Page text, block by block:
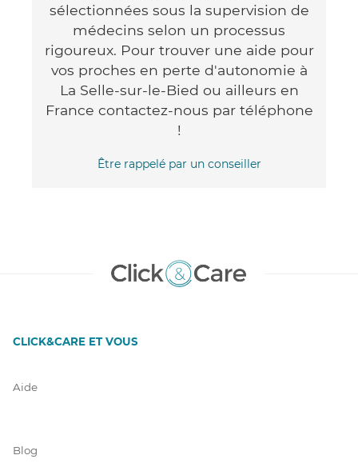
sélectionnées sous la supervision de
médecins selon un processus
rigoureux. Pour trouver une aide pour
vos proches en perte d'autonomie à
La Selle-sur-le-Bied ou ailleurs en
France contactez-nous par téléphone
!
Être rappelé par un conseiller
CLICK&CARE ET VOUS
Aide
Blog